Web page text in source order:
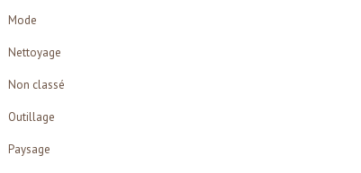
Mode
Nettoyage
Non classé
Outillage
Paysage